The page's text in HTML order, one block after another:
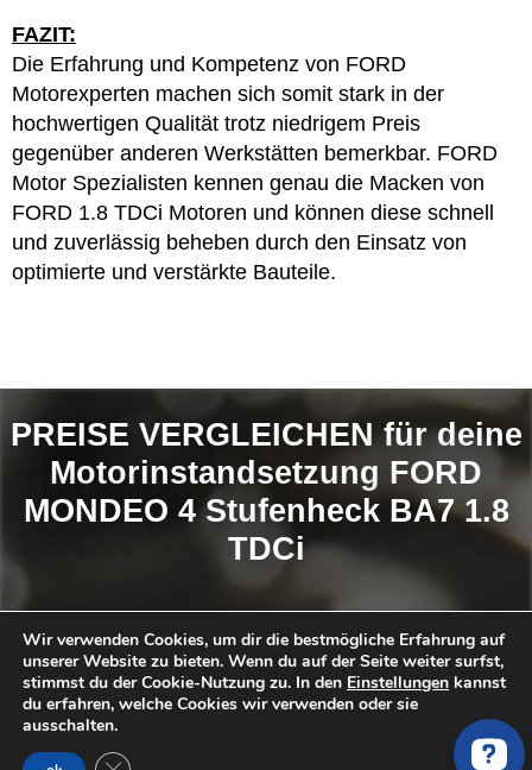
FAZIT:
Die Erfahrung und Kompetenz von FORD
Motorexperten machen sich somit stark in der
hochwertigen Qualität trotz niedrigem Preis
gegenüber anderen Werkstätten bemerkbar. FORD
Motor Spezialisten kennen genau die Macken von
FORD 1.8 TDCi Motoren und können diese schnell
und zuverlässig beheben durch den Einsatz von
optimierte und verstärkte Bauteile.
PREISE VERGLEICHEN für deine
Motorinstandsetzung FORD
MONDEO 4 Stufenheck BA7 1.8
TDCi
Anfrage Stellen
Angebote erhalten und vergleichen
Wir verwenden Cookies, um dir die bestmögliche Erfahrung auf
unserer Website zu bieten. Wenn du auf der Seite weiter surfst,
stimmst du der Cookie-Nutzung zu. In den Einstellungen kannst
du erfahren, welche Cookies wir verwenden oder sie
ausschalten.
GDPR Cookie-Banner schließen